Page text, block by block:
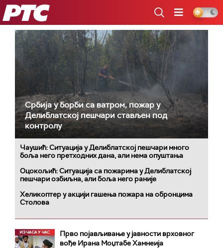
РТС
Србија у борби са ватром, пожар у
Делиблатској пешчари стављен под
контролу
Чаушић: Ситуација у Делиблатској пешчари много
боља него претходних дана, али нема опуштања
Оцокољић: Ситуација са пожарима у Делиблатској
пешчари озбиљна, али боља него раније
Хеликоптер у акцији гашења пожара на обронцима
Столова
Прво појављивање у јавности врховног
вође Ирана Моџтабe Хамнеија